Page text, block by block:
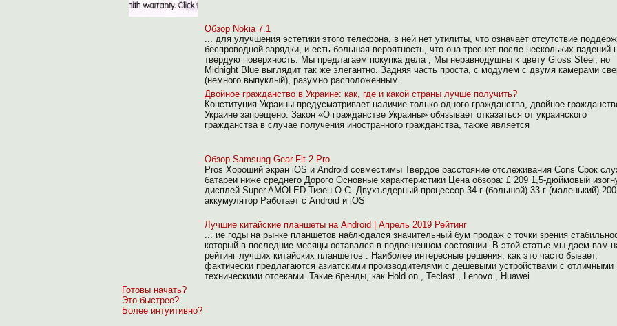
Обзор Nokia 7.1
... для улучшения эстетики этого телефона, в ней нет утилиты, что означает отсутствие
беспроводной зарядки, и есть большая вероятность, что она треснет после нескольких падений
твердую поверхность. Мы предлагаем покупка дела , Мы неравнодушны к цвету Gloss Steel, но
Midnight Blue выглядит так же элегантно. Задняя часть проста, с модулем с двумя камерами
(немного выпуклый), разумно расположенным
Двойное гражданство в Украине: как, где и какой страны лучше получить?
Конституция Украины предусматривает наличие только одного гражданства, двойное
Украине запрещено. Закон «О гражданстве Украины» обязывает отказаться от украинского
гражданства в случае получения иностранного гражданства, также является
Обзор Samsung Gear Fit 2 Pro
Pros Хороший экран iOS и Android совместимы Твердое расстояние отслеживания Cons Срок
батареи ниже среднего Дорого Основные характеристики Цена обзора: £ 209 1,5-дюймовый
дисплей Super AMOLED Тизен О.С. Двухъядерный процессор 34 г (большой) 33 г (маленький)
аккумулятор Работает с Android и iOS
Лучшие китайские планшеты на Android | Апрель 2019 Рейтинг
... ие годы на рынке планшетов наблюдался значительный бум продаж с точки зрения
который в последние месяцы оставался в подвешенном состоянии. В этой статье мы даем вам
рейтинг лучших китайских планшетов . Наиболее интересные решения, как это часто бывает,
фактически предлагаются азиатскими производителями с дешевыми устройствами с отличными
техническими отсеками. Такие бренды, как Hold on , Teclast , Lenovo , Huawei
Готовы начать?
Это быстрее?
Более интуитивно?